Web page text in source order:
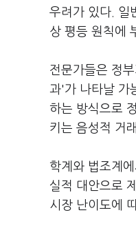
우려가 있다. 일
상 평등 원칙에
전문가들은 정
과'가 나타날 가
하는 방식으로
키는 음성적 거
학계와 법조계
실적 대안으로
시장 난이도에